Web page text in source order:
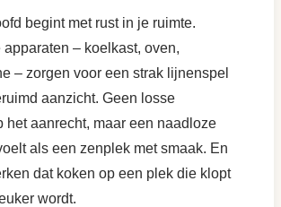
begint met rust in je ruimte.
apparaten – koelkast, oven,
– zorgen voor een strak lijnenspel
aanzicht. Geen losse
het aanrecht, maar een naadloze
als een zenplek met smaak. En
dat koken op een plek die klopt
wordt.